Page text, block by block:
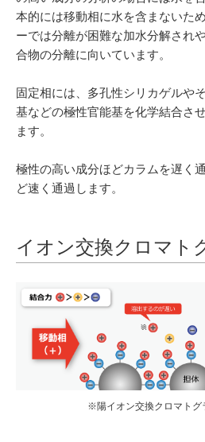
本的には移動相に水を含まないた
ーでは分離が困難な加水分解され
合物の分離に向いています。
固定相には、多孔性シリカゲルや
基などの極性官能基を化学結合さ
ます。
極性の高い成分ほどカラムを遅く
ど速く通過します。
イオン交換クロマト
※陽イオン交換クロマトグ